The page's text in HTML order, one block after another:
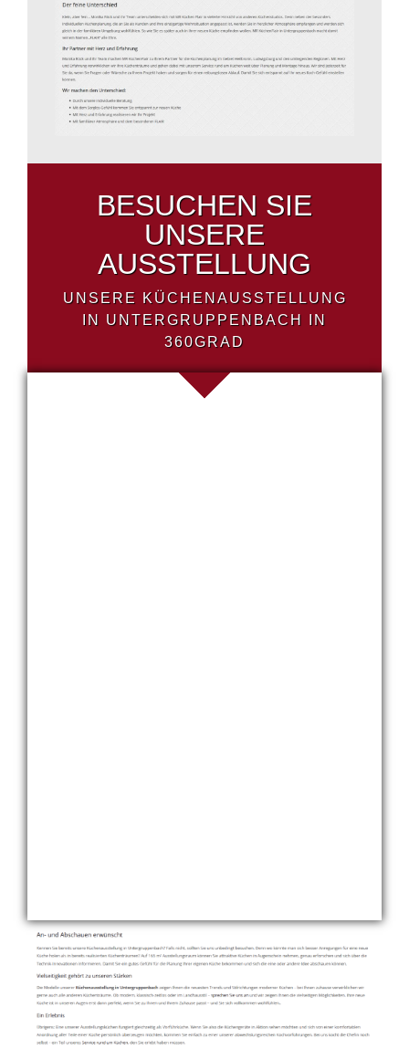
BESUCHEN SIE
UNSERE
AUSSTELLUNG
UNSERE KÜCHENAUSSTELLUNG
IN UNTERGRUPPENBACH IN
360GRAD